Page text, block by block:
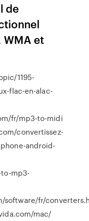
de
WMA et
1195-
flac-en-alac-
fr/mp3-to-midi
convertissez-
android-
mp3-
software/fr/
mac/